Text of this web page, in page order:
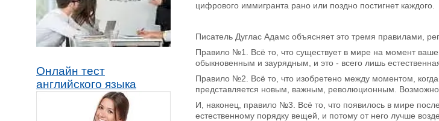
Онлайн тест
английского языка
цифрового иммигранта рано или поздно постигнет каждого.
Писатель Дуглас Адамс объясняет это тремя правилами,
Правило №1. Всё то, что существует в мире на момент
обыкновенным и заурядным, и это - всего лишь
Правило №2. Всё то, что изобретено между моментом,
представляется новым, важным, революционным. Возможно,
И, наконец, правило №3. Всё то, что появилось в мире
естественному порядку вещей, и потому от него лучше